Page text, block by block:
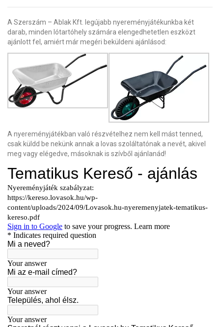
A Szerszám – Ablak Kft. legújabb nyereményjátékunkba két
darab, minden lótartóhely számára elengedhetetlen eszközt
ajánlott fel, amiért már megéri beküldeni ajánlásod:
A nyereményjátékban való részvételhez nem kell mást tenned,
csak küldd be nekünk annak a lovas szoláltatónak a nevét, akivel
meg vagy elégedve, másoknak is szívből ajánlanád!